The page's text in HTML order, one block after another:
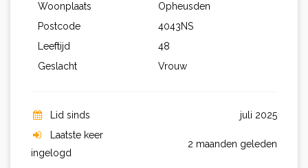
Woonplaats
Opheusden
Postcode
4043NS
Leeftijd
48
Geslacht
Vrouw
Lid sinds
juli 2025
Laatste keer
ingelogd
2 maanden geleden